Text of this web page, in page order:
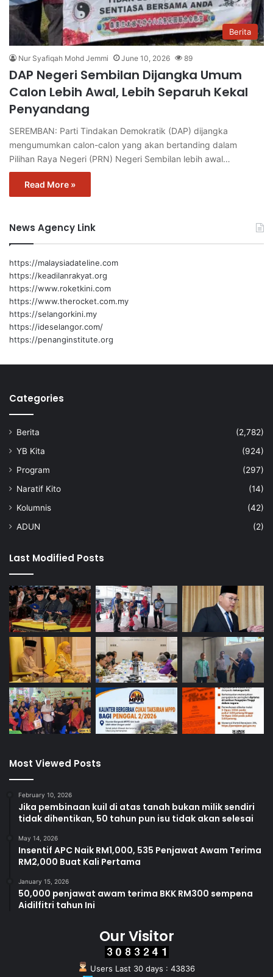
Berita
Nur Syafiqah Mohd Jemmi June 10, 2026 89
DAP Negeri Sembilan Dijangka Umum
Calon Lebih Awal, Lebih Separuh Kekal
Penyandang
SEREMBAN: Parti Tindakan Demokratik (DAP) dijangka
mengumumkan calon-calon yang akan bertanding dalam
Pilihan Raya Negeri (PRN) Negeri Sembilan lebih awal…
Read More »
News Agency Link
https://malaysiadateline.com
https://keadilanrakyat.org
https://www.roketkini.com
https://www.therocket.com.my
https://selangorkini.my
https://ideselangor.com/
https://penanginstitute.org
Categories
Berita
(2,782)
YB Kita
(924)
Program
(297)
Naratif Kito
(14)
Kolumnis
(42)
ADUN
(2)
Last Modified Posts
Most Viewed Posts
February 10, 2026
Jika pembinaan kuil di atas tanah bukan milik sendiri
tidak dihentikan, 50 tahun pun isu tidak akan selesai
May 14, 2026
Insentif APC Naik RM1,000, 535 Penjawat Awam Terima
RM2,000 Buat Kali Pertama
January 15, 2026
50,000 penjawat awam terima BKK RM300 sempena
Aidilfitri tahun Ini
Our Visitor
Users Last 30 days : 43836